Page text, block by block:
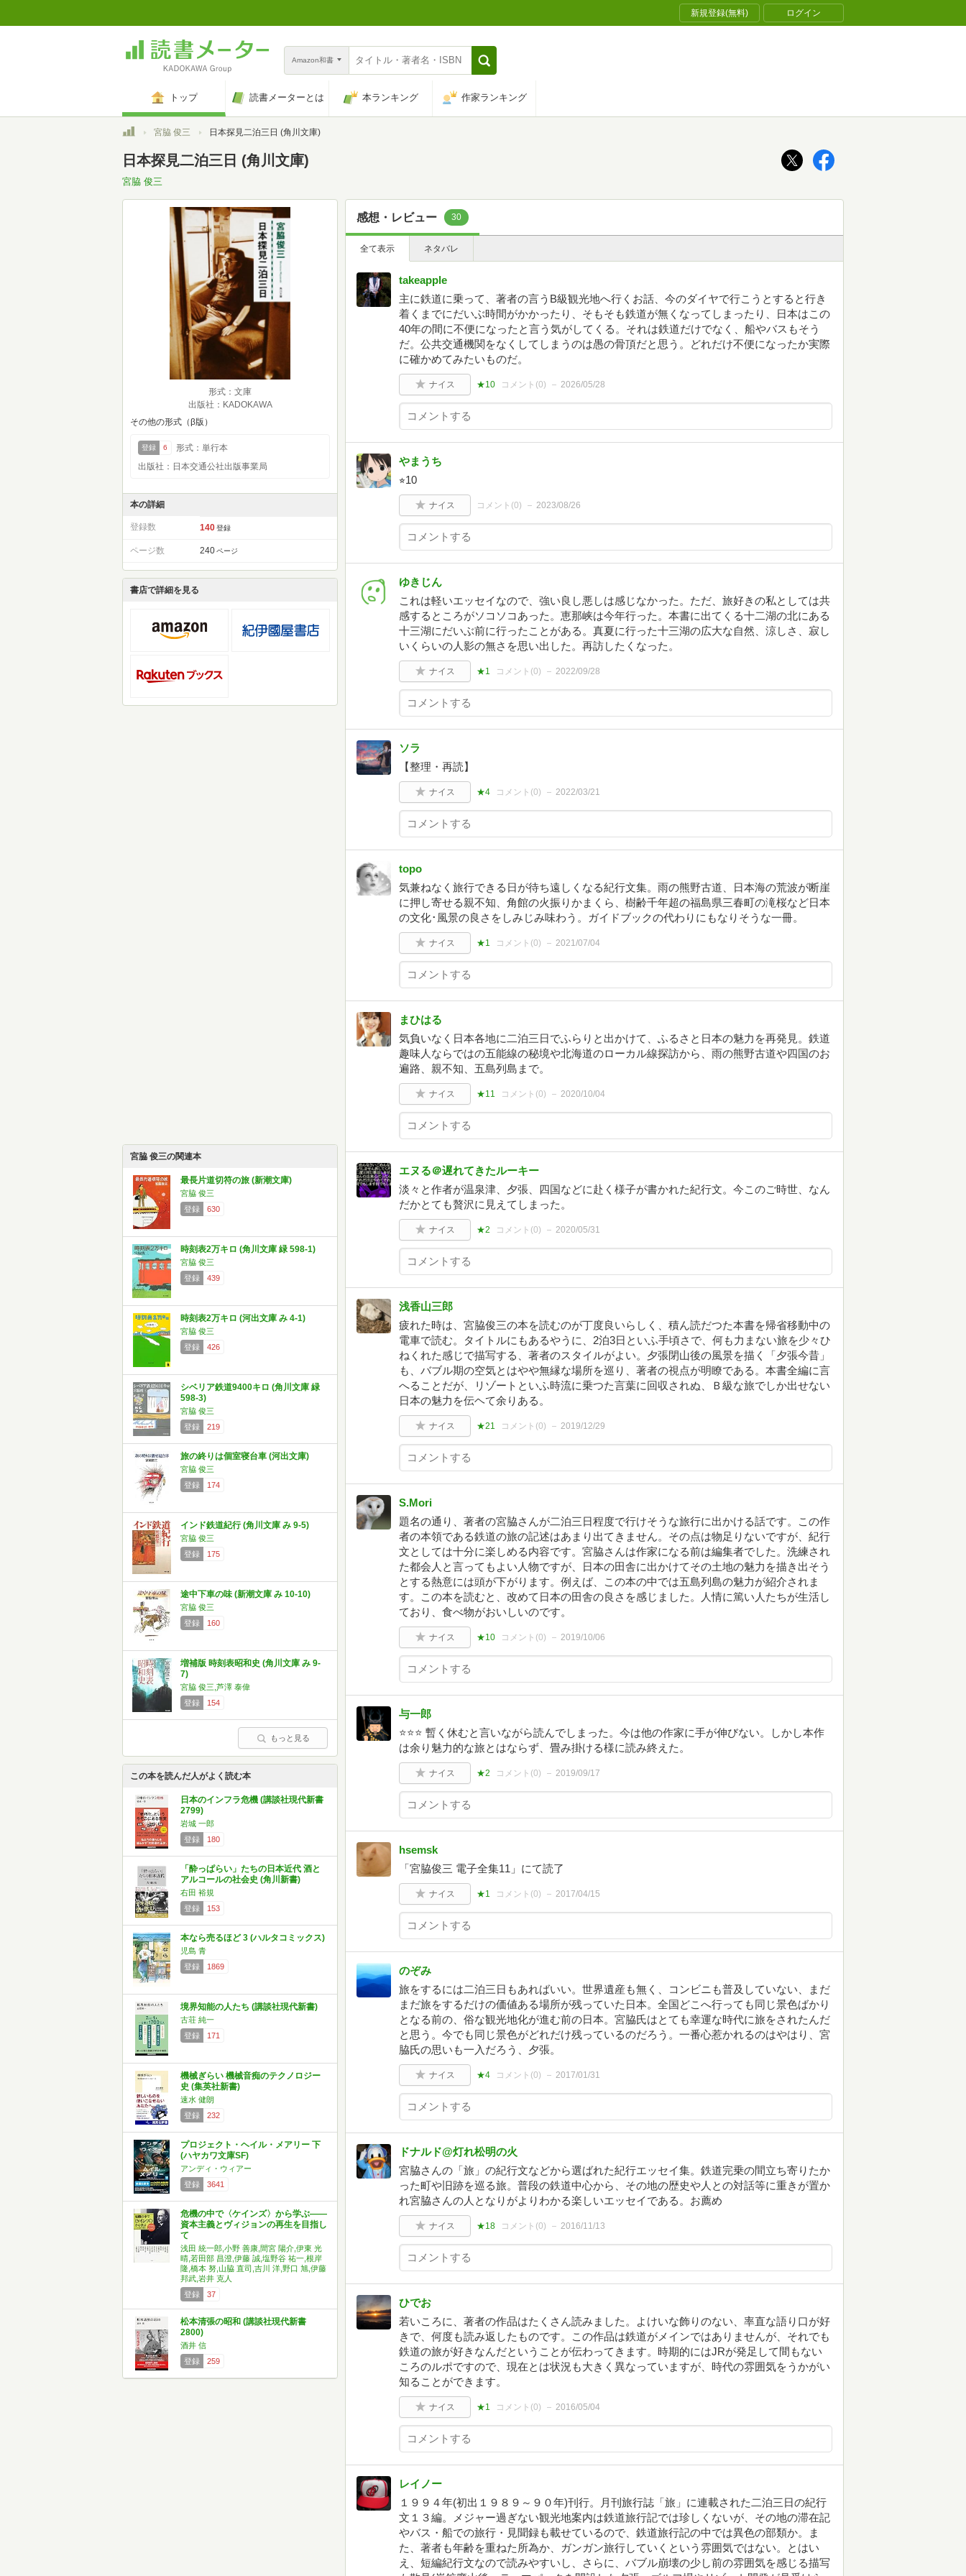
新規登録(無料) ログイン
Amazon和書
トップ 読書メーターとは 本ランキング 作家ランキング
トップ宮脇 俊三 日本探見二泊三日 (角川文庫)
日本探見二泊三日 (角川文庫)
宮脇 俊三
形式：文庫
出版社：KADOKAWA
その他の形式（β版）
登録 6
形式：単行本
出版社：日本交通公社出版事業局
本の詳細
登録数 140 登録
ページ数 240 ページ
書店で詳細を見る
宮脇 俊三の関連本
最長片道切符の旅 (新潮文庫)
宮脇 俊三
登録
630
時刻表2万キロ (角川文庫 緑 598-1)
宮脇 俊三
登録
439
時刻表2万キロ (河出文庫 み 4-1)
宮脇 俊三
登録
426
シベリア鉄道9400キロ (角川文庫 緑
598-3)
宮脇 俊三
登録
219
旅の終りは個室寝台車 (河出文庫)
宮脇 俊三
登録
174
インド鉄道紀行 (角川文庫 み 9-5)
宮脇 俊三
登録
175
途中下車の味 (新潮文庫 み 10-10)
宮脇 俊三
登録
160
増補版 時刻表昭和史 (角川文庫 み 9-
7)
宮脇 俊三,芦澤 泰偉
登録
154
もっと見る
この本を読んだ人がよく読む本
日本のインフラ危機 (講談社現代新書
2799)
岩城 一郎
登録
180
「酔っぱらい」たちの日本近代 酒と
アルコールの社会史 (角川新書)
右田 裕規
登録
153
本なら売るほど 3 (ハルタコミックス)
児島 青
登録
1869
境界知能の人たち (講談社現代新書)
古荘 純一
登録
171
機械ぎらい 機械音痴のテクノロジー
史 (集英社新書)
速水 健朗
登録
232
プロジェクト・ヘイル・メアリー 下
(ハヤカワ文庫SF)
アンディ・ウィアー
登録
3641
危機の中で〈ケインズ〉から学ぶ――
資本主義とヴィジョンの再生を目指し
て
浅田 統一郎,小野 善康,間宮 陽介,伊東 光
晴,若田部 昌澄,伊藤 誠,塩野谷 祐一,根岸
隆,橋本 努,山脇 直司,吉川 洋,野口 旭,伊藤
邦武,岩井 克人
登録
37
松本清張の昭和 (講談社現代新書
2800)
酒井 信
登録
259
感想・レビュー 30
全て表示 ネタバレ
takeapple
主に鉄道に乗って、著者の言うB級観光地へ行くお話、今のダイヤで行こうとすると行き
着くまでにだいぶ時間がかかったり、そもそも鉄道が無くなってしまったり、日本はこの
40年の間に不便になったと言う気がしてくる。それは鉄道だけでなく、船やバスもそう
だ。公共交通機関をなくしてしまうのは愚の骨頂だと思う。どれだけ不便になったか実際
に確かめてみたいものだ。
ナイス ★10 コメント(0) 2026/05/28
やまうち
⭐︎10
ナイス コメント(0) 2023/08/26
ゆきじん
これは軽いエッセイなので、強い良し悪しは感じなかった。ただ、旅好きの私としては共
感するところがソコソコあった。恵那峡は今年行った。本書に出てくる十二湖の北にある
十三湖にだいぶ前に行ったことがある。真夏に行った十三湖の広大な自然、涼しさ、寂し
いくらいの人影の無さを思い出した。再訪したくなった。
ナイス ★1 コメント(0) 2022/09/28
ソラ
【整理・再読】
ナイス ★4 コメント(0) 2022/03/21
topo
気兼ねなく旅行できる日が待ち遠しくなる紀行文集。雨の熊野古道、日本海の荒波が断崖
に押し寄せる親不知、角館の火振りかまくら、樹齢千年超の福島県三春町の滝桜など日本
の文化･風景の良さをしみじみ味わう。ガイドブックの代わりにもなりそうな一冊。
ナイス ★1 コメント(0) 2021/07/04
まひはる
気負いなく日本各地に二泊三日でふらりと出かけて、ふるさと日本の魅力を再発見。鉄道
趣味人ならではの五能線の秘境や北海道のローカル線探訪から、雨の熊野古道や四国のお
遍路、親不知、五島列島まで。
ナイス ★11 コメント(0) 2020/10/04
エヌる＠遅れてきたルーキー
淡々と作者が温泉津、夕張、四国などに赴く様子が書かれた紀行文。今このご時世、なん
だかとても贅沢に見えてしまった。
ナイス ★2 コメント(0) 2020/05/31
浅香山三郎
疲れた時は、宮脇俊三の本を読むのが丁度良いらしく、積ん読だつた本書を帰省移動中の
電車で読む。タイトルにもあるやうに、2泊3日といふ手頃さで、何も力まない旅を少々ひ
ねくれた感じで描写する、著者のスタイルがよい。夕張閉山後の風景を描く「夕張今昔」
も、バブル期の空気とはやや無縁な場所を巡り、著者の視点が明瞭である。本書全編に言
へることだが、リゾートといふ時流に乗つた言葉に回収されぬ、Ｂ級な旅でしか出せない
日本の魅力を伝ヘて余りある。
ナイス ★21 コメント(0) 2019/12/29
S.Mori
題名の通り、著者の宮脇さんが二泊三日程度で行けそうな旅行に出かける話です。この作
者の本領である鉄道の旅の記述はあまり出てきません。その点は物足りないですが、紀行
文としては十分に楽しめる内容です。宮脇さんは作家になる前は編集者でした。洗練され
た都会人と言ってもよい人物ですが、日本の田舎に出かけてその土地の魅力を描き出そう
とする熱意には頭が下がります。例えば、この本の中では五島列島の魅力が紹介されま
す。この本を読むと、改めて日本の田舎の良さを感じました。人情に篤い人たちが生活し
ており、食べ物がおいしいのです。
ナイス ★10 コメント(0) 2019/10/06
与一郎
⭐️⭐️⭐️ 暫く休むと言いながら読んでしまった。今は他の作家に手が伸びない。しかし本作
は余り魅力的な旅とはならず、畳み掛ける様に読み終えた。
ナイス ★2 コメント(0) 2019/09/17
hsemsk
「宮脇俊三 電子全集11」にて読了
ナイス ★1 コメント(0) 2017/04/15
のぞみ
旅をするには二泊三日もあればいい。世界遺産も無く、コンビニも普及していない、まだ
まだ旅をするだけの価値ある場所が残っていた日本。全国どこへ行っても同じ景色ばかり
となる前の、俗な観光地化が進む前の日本。宮脇氏はとても幸運な時代に旅をされたんだ
と思う。今でも同じ景色がどれだけ残っているのだろう。一番心惹かれるのはやはり、宮
脇氏の思いも一入だろう、夕張。
ナイス ★4 コメント(0) 2017/01/31
ドナルド@灯れ松明の火
宮脇さんの「旅」の紀行文などから選ばれた紀行エッセイ集。鉄道完乗の間立ち寄りたか
った町や旧跡を巡る旅。普段の鉄道中心から、その地の歴史や人との対話等に重きが置か
れ宮脇さんの人となりがよりわかる楽しいエッセイである。お薦め
ナイス ★18 コメント(0) 2016/11/13
ひでお
若いころに、著者の作品はたくさん読みました。よけいな飾りのない、率直な語り口が好
きで、何度も読み返したものです。この作品は鉄道がメインではありませんが、それでも
鉄道の旅が好きなんだということが伝わってきます。時期的にはJRが発足して間もない
ころのルポですので、現在とは状況も大きく異なっていますが、時代の雰囲気をうかがい
知ることができます。
ナイス ★1 コメント(0) 2016/05/04
レイノー
１９９４年(初出１９８９～９０年)刊行。月刊旅行誌「旅」に連載された二泊三日の紀行
文１３編。メジャー過ぎない観光地案内は鉄道旅行記では珍しくないが、その地の滞在記
やバス・船での旅行・見聞録も載せているので、鉄道旅行記の中では異色の部類か。ま
た、著者も年齢を重ねた所為か、ガンガン旅行していくという雰囲気ではない。とはい
え、短編紀行文なので読みやすいし、さらに、バブル崩壊の少し前の雰囲気を感じる描写